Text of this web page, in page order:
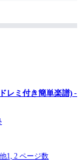
レミ付き簡単楽譜) -
1,2 ページ数